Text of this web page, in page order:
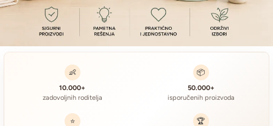
👶
10.000+
zadovoljnih roditelja
📦
50.000+
isporučenih proizvoda
⭐ 🏆